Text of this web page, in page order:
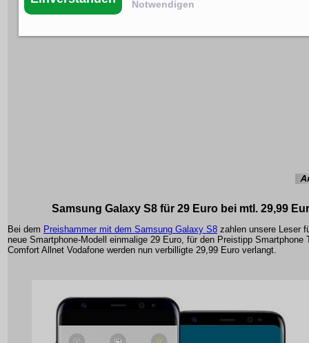
Samsung Galaxy S8 für 29 Euro bei mtl. 29,99
Bei dem Preishammer mit dem Samsung Galaxy S8 zahlen unsere Leser
neue Smartphone-Modell einmalige 29 Euro, für den Preistipp Smartphone
Comfort Allnet Vodafone werden nun verbilligte 29,99 Euro verlangt.
Notwendigen